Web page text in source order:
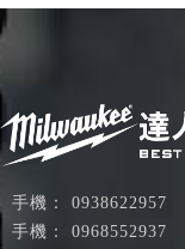
0968552937
0938622957